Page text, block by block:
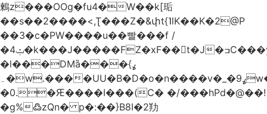
鶫z���OOg�fu4�W��k[㻈
��s��2����<,Ʈ���Z�&փt{˥lK��K�2@P
��3�c�PW����u��빨���f /
�ݑ4�k���J�����FZ�xF��􊛣t�J�ߏC���yj�
�l���DMȁ���ߩ}
�۔w.����UU�B�D�o�n����v�_�9ߩw�����-!z0>' [�)Ս���g2�b�e)&tb�����":�c�\��%�������{����V��.�:��lbL"݊"3���h�Ĥ��W��5{ƚ` 1��8
�0.�Ԙ����I���(C� �/���hPd�@��!
�g%߷zQn� p�:��}B8I�2劷